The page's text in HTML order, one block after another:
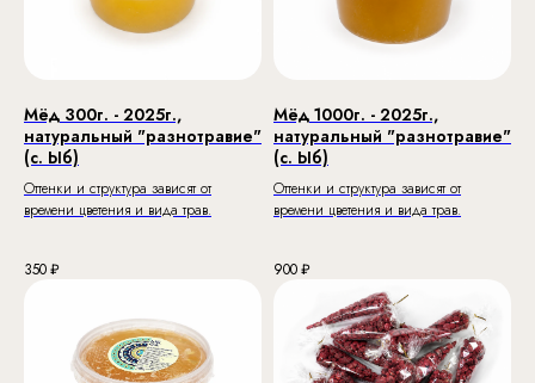
Мёд 300г. - 2025г.,
натуральный "разнотравие"
(с. Ыб)
Оттенки и структура зависят от
времени цветения и вида трав.
350₽
Мёд 1000г. - 2025г.,
натуральный "разнотравие"
(с. Ыб)
Оттенки и структура зависят от
времени цветения и вида трав.
900₽